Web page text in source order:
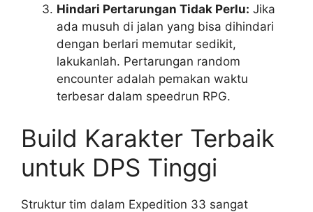
Hindari Pertarungan Tidak Perlu: Jika
ada musuh di jalan yang bisa dihindari
dengan berlari memutar sedikit,
lakukanlah. Pertarungan random
encounter adalah pemakan waktu
terbesar dalam speedrun RPG.
Build Karakter Terbaik
untuk DPS Tinggi
Struktur tim dalam Expedition 33 sangat